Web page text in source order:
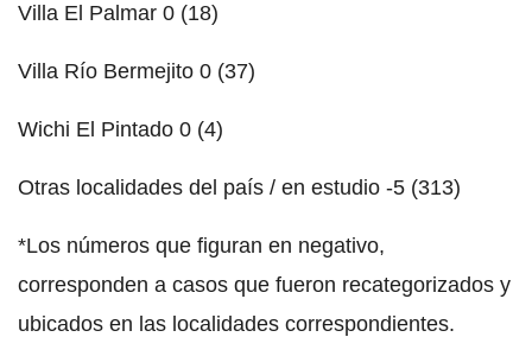
Villa El Palmar 0 (18)
Villa Río Bermejito 0 (37)
Wichi El Pintado 0 (4)
Otras localidades del país / en estudio -5 (313)
*Los números que figuran en negativo,
corresponden a casos que fueron recategorizados y
ubicados en las localidades correspondientes.